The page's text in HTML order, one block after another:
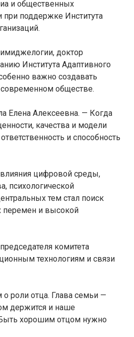
и общественных
поддержке Института
доктор
Института Адаптивного
важно создавать
обществе.
Елена Алексеевна. — Когда
качества и модели
и способность
цифровой среды,
психологической
тем стал поиск
перемен и высокой
комитета
технологиям и связи
роли отца. Глава семьи —
держится и наше
хорошим отцом нужно